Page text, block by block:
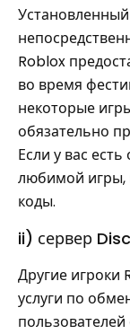
Roblox
во время
некоторые
обязательно
Если у вас
любимой игры,
коды.
ii) сервер
Другие игроки
услуги по